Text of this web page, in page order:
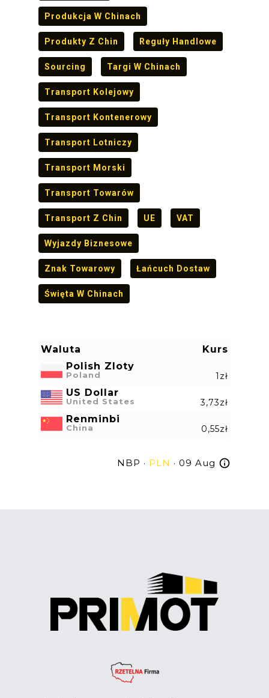
Produkcja W Chinach
Produkty Z Chin Reguły Handlowe
Sourcing Targi W Chinach
Transport Kolejowy
Transport Kontenerowy
Transport Lotniczy
Transport Morski
Transport Towarów
Transport Z Chin UE VAT
Wyjazdy Biznesowe
Znak Towarowy Łańcuch Dostaw
Święta W Chinach
Waluta
Kurs
Polish Zloty
Poland 1zł
US Dollar
United States 3,73zł
Renminbi
China 0,55zł
NBP · PLN · 09 Aug